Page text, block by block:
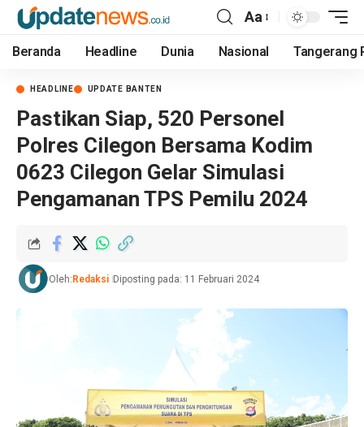
Aa
Beranda Headline Dunia Nasional Tangerang
HEADLINE UPDATE BANTEN
Pastikan Siap, 520 Personel
Polres Cilegon Bersama Kodim
0623 Cilegon Gelar Simulasi
Pengamanan TPS Pemilu 2024
Oleh: Redaksi Diposting pada: 11 Februari 2024